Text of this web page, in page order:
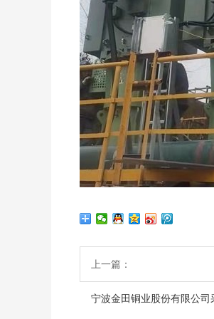
上一篇：
宁波金田铜业股份有限公